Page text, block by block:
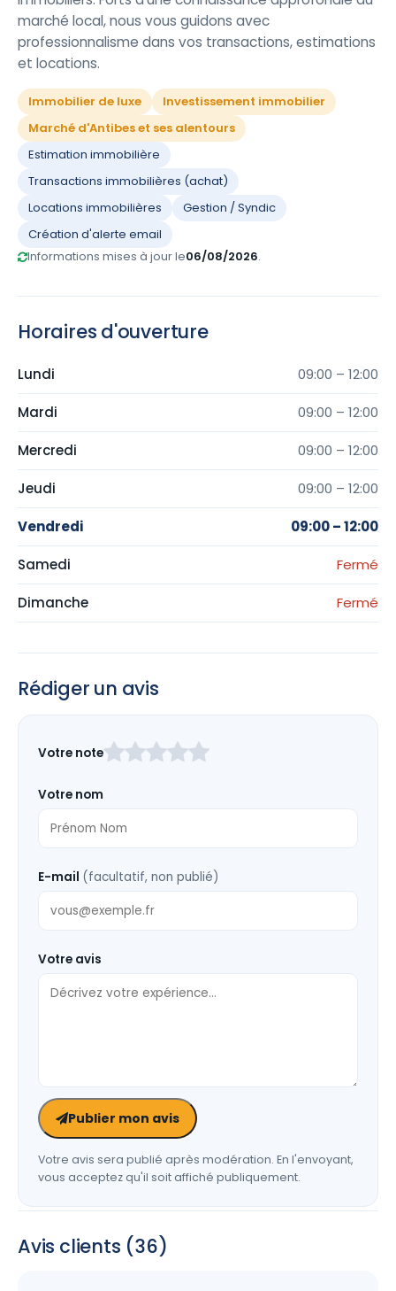
marché local, nous vous guidons avec
professionnalisme dans vos transactions, estimations
et locations.
Immobilier de luxe
Investissement immobilier
Marché d'Antibes et ses alentours
Estimation immobilière
Transactions immobilières (achat)
Locations immobilières
Gestion / Syndic
Création d'alerte email
Informations mises à jour le06/08/2026.
Horaires d'ouverture
Lundi 09:00 – 12:00
Mardi 09:00 – 12:00
Mercredi 09:00 – 12:00
Jeudi 09:00 – 12:00
Vendredi 09:00 – 12:00
Samedi Fermé
Dimanche Fermé
Rédiger un avis
ce
vide
Votre note
Votre nom
E-mail (facultatif, non publié)
Votre avis
Publier mon avis
Votre avis sera publié après modération. En l'envoyant,
vous acceptez qu'il soit affiché publiquement.
Avis clients (36)